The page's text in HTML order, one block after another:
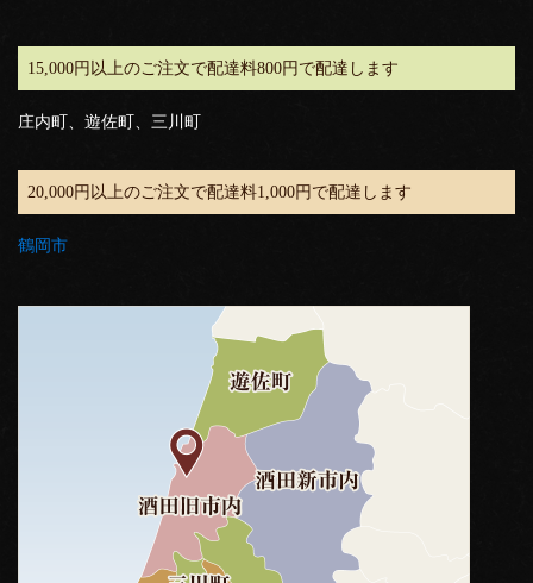
15,000円以上のご注文で配達料800円で配達します
庄内町、遊佐町、三川町
20,000円以上のご注文で配達料1,000円で配達します
鶴岡市